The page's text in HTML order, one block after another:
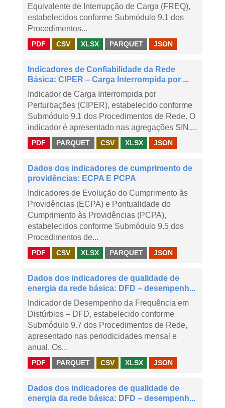
Equivalente de Interrupção de Carga (FREQ),
estabelecidos conforme Submódulo 9.1 dos
Procedimentos...
PDF CSV XLSX PARQUET JSON
Indicadores de Confiabilidade da Rede
Básica: CIPER – Carga Interrompida por ...
Indicador de Carga Interrompida por
Perturbações (CIPER), estabelecido conforme
Submódulo 9.1 dos Procedimentos de Rede. O
indicador é apresentado nas agregações SIN,...
PDF PARQUET CSV XLSX JSON
Dados dos indicadores de cumprimento de
providências: ECPA E PCPA
Indicadores de Evolução do Cumprimento às
Providências (ECPA) e Pontualidade do
Cumprimento às Providências (PCPA),
estabelecidos conforme Submódulo 9.5 dos
Procedimentos de...
PDF CSV XLSX PARQUET JSON
Dados dos indicadores de qualidade de
energia da rede básica: DFD – desempenh...
Indicador de Desempenho da Frequência em
Distúrbios – DFD, estabelecido conforme
Submódulo 9.7 dos Procedimentos de Rede,
apresentado nas periodicidades mensal e
anual. Os...
PDF PARQUET CSV XLSX JSON
Dados dos indicadores de qualidade de
energia da rede básica: DFD – desempenh...